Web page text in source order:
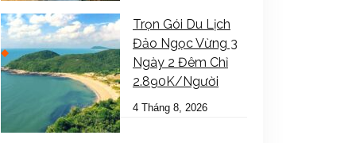
Trọn Gói Du Lịch
Đảo Ngọc Vừng 3
Ngày 2 Đêm Chỉ
2.890K/Người
4 Tháng 8, 2026